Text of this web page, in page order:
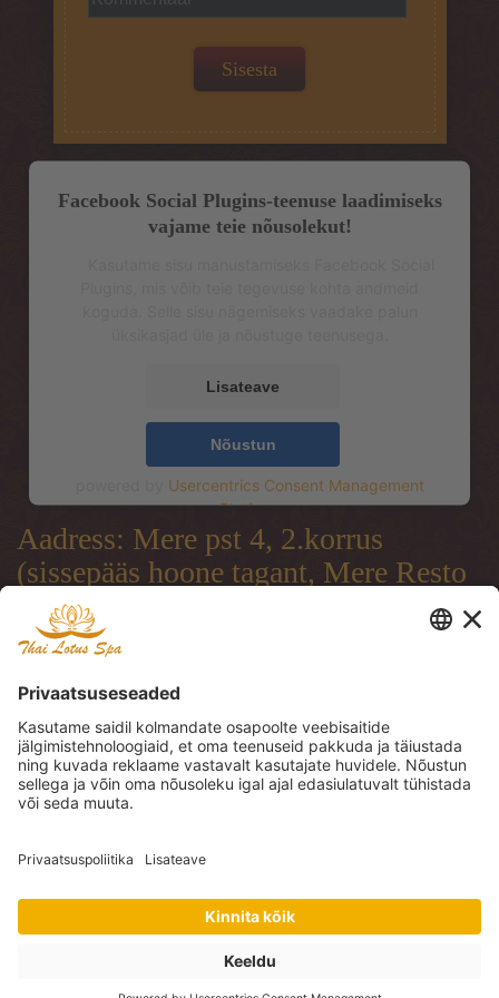
Facebook Social Plugins-teenuse laadimiseks
vajame teie nõusolekut!
Lisateave
Nõustun
Usercentrics Consent Management
Platform
Aadress: Mere pst 4, 2.korrus
(sissepääs hoone tagant, Mere Resto
terrassi läbi)
Address: Mere pst 4, 2.floor
(entrance from the backside of the
building, through Mere Resto
Lounge terrace)
Адрес: Mere pst 4, 2. этаж (вход со
двора, через террасу ресторана
Tel: (+372) 51 997 707, (+372) 600